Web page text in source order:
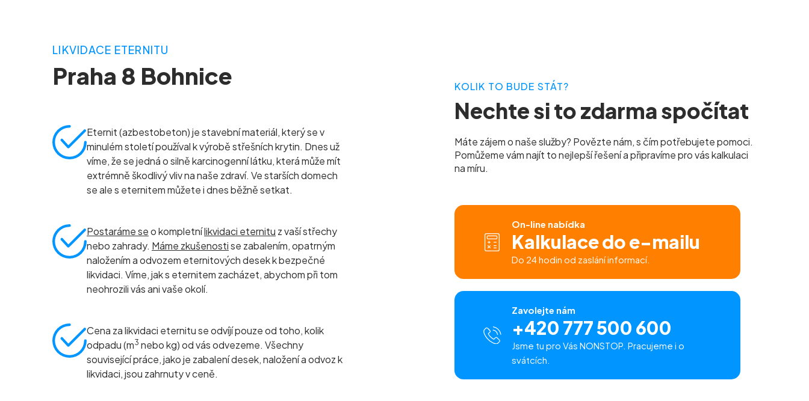
LIKVIDACE ETERNITU
Praha 8 Bohnice
Eternit (azbestobeton) je stavební materiál, který se v
minulém století používal k výrobě střešních krytin. Dnes už
víme, že se jedná o silně karcinogenní látku, která může mít
extrémně škodlivý vliv na naše zdraví. Ve starších domech
se ale s eternitem můžete i dnes běžně setkat.
Postaráme seo kompletnílikvidaci eternitu z vaší střechy
nebo zahrady. Máme zkušenostise zabalením, opatrným
naložením a odvozem eternitových desek k bezpečné
likvidaci. Víme, jak s eternitem zacházet, abychom při tom
neohrozili vás ani vaše okolí.
Cena za likvidaci eternitu se odvíjí pouze od toho, kolik
odpadu (m3 nebo kg) od vás odvezeme. Všechny
související práce, jako je zabalení desek, naložení a odvoz k
likvidaci, jsou zahrnuty v ceně.
KOLIK TO BUDE STÁT?
Nechte si to zdarma spočítat
Máte zájem o naše služby? Povězte nám, s čím potřebujete pomoci.
Pomůžeme vám najít to nejlepší řešení a připravíme pro vás kalkulaci
na míru.
On-line nabídka
Kalkulace do e-mailu
Do 24 hodin od zaslání informací.
Zavolejte nám
+420 777 500 600
Jsme tu pro Vás NONSTOP. Pracujeme i o
svátcích.